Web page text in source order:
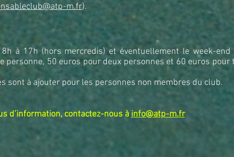
m.fr).
à 17h (hors mercredis) et éventuellement le week-end
personne, 50 euros pour deux personnes et 60 euros pour
sont à ajouter pour les personnes non membres du club.
d’information, contactez-nous à info@atp-m.fr